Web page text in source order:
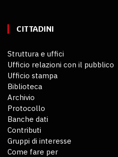
CITTADINI
Struttura e uffici
Ufficio relazioni con il pubblico
Ufficio stampa
Biblioteca
Archivio
Protocollo
Banche dati
Contributi
Gruppi di interesse
Come fare per